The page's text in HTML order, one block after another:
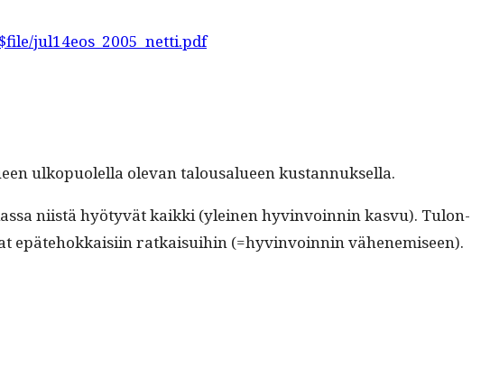
jul14eos_2005_netti.pdf
ulkop­uolel­la ole­van talousalueen kustannuksella.
niistä hyö­tyvät kaik­ki (yleinen hyv­in­voin­nin kasvu). Tulon­
epäte­hokkaisi­in ratkaisui­hin (=hyv­in­voin­nin vähenemiseen).